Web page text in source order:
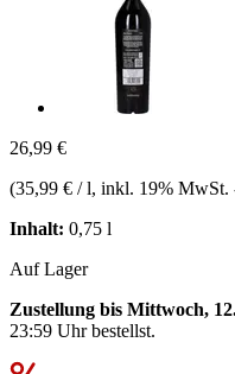
26,99 €
(35,99 € / l, inkl. 19% MwSt.
Inhalt: 0,75 l
Auf Lager
Zustellung bis Mittwoch,
23:59 Uhrbestellst.